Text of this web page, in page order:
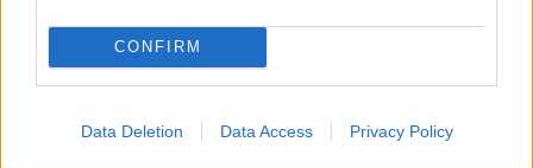
CONFIRM
Data Deletion Data Access Privacy Policy
αρμόδιος εισαγγελέαςθα ερευνήσειαν